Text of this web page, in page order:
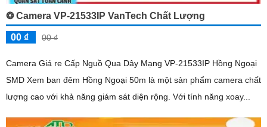
❂ Camera VP-21533IP VanTech Chất Lượng
00 ₫ 00 ₫
Camera Giá re Cấp Nguồ Qua Dây Mạng VP-21533IP Hồng Ngoại
SMD Xem ban đêm Hồng Ngoại 50m là một sản phẩm camera chất
lượng cao với khả năng giám sát diện rộng. Với tính năng xoay...